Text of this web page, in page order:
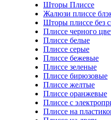
Шторы Плиссе
Жалюзи плиссе
Шторы плиссе без
Плиссе черного
Плиссе белые
Плиссе серые
Плиссе бежевые
Плиссе зеленые
Плиссе бирюзовые
Плиссе желтые
Плиссе оранжевые
Плиссе с
Плиссе на